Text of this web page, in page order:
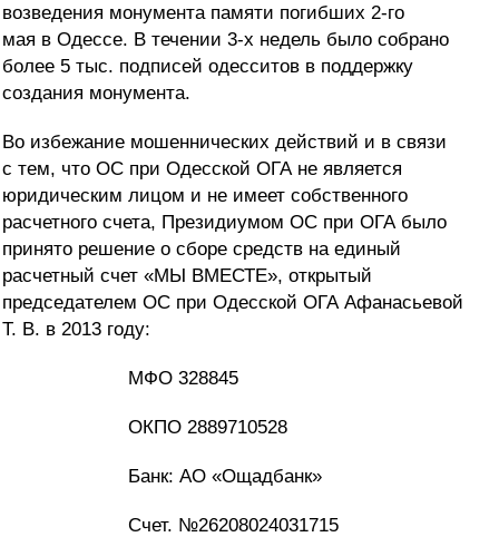
возведения монумента памяти погибших 2-го
мая в Одессе. В течении 3-х недель было собрано
более 5 тыс. подписей одесситов в поддержку
создания монумента.
Во избежание мошеннических действий и в связи
с тем, что ОС при Одесской ОГА не является
юридическим лицом и не имеет собственного
расчетного счета, Президиумом ОС при ОГА было
принято решение о сборе средств на единый
расчетный счет «МЫ ВМЕСТЕ», открытый
председателем ОС при Одесской ОГА Афанасьевой
Т. В. в 2013 году:
МФО 328845
ОКПО 2889710528
Банк: АО «Ощадбанк»
Счет. №26208024031715